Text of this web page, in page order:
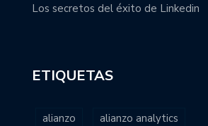
Los secretos del éxito de Linkedin
ETIQUETAS
alianzo alianzo analytics